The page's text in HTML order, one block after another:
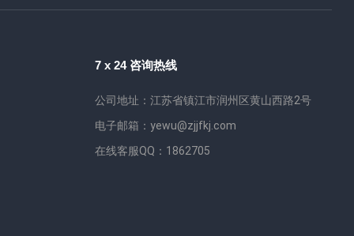
7 x 24 咨询热线
公司地址：江苏省镇江市润州区黄山西路2号
电子邮箱：yewu@zjjfkj.com
在线客服QQ：1862705